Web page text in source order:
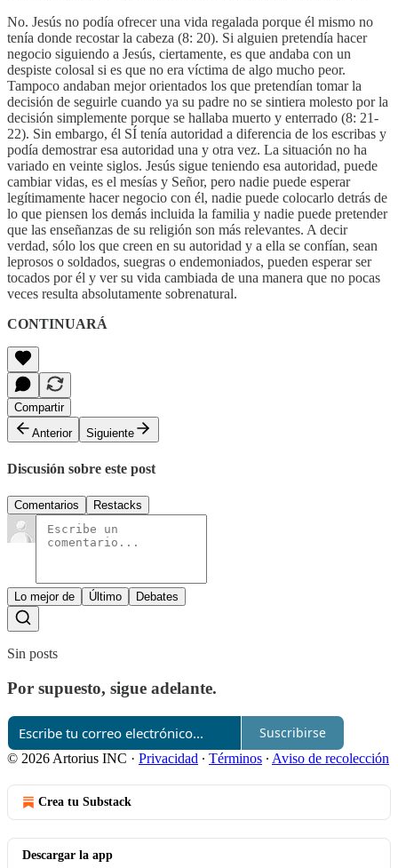
No. Jesús no podía ofrecer una vida regalada porque él mismo no
tenía donde recostar la cabeza (8: 20). Si alguien pretendía hacer
negocio siguiendo a Jesús, ciertamente, es que andaba con un
despiste colosal si es que no era víctima de algo mucho peor.
Tampoco andaban mejor orientados los que pretendían tomar la
decisión de seguirle cuando ya su padre no se sintiera molesto por la
decisión simplemente porque se hallaba muerto y enterrado (8: 21-
22). Sin embargo, él SÍ tenía autoridad a diferencia de los escribas y
podía demostrar esa autoridad una y otra vez. La situación no ha
variado en veinte siglos. Jesús sigue teniendo esa autoridad, puede
cambiar vidas, es el mesías y Señor, pero nadie puede esperar
legítimamente hacer negocio con él, nadie puede colocarlo detrás de
lo que piensen los demás incluida la familia y nadie puede pretender
que las enseñanzas de su religión son más relevantes. A decir
verdad, sólo los que creen en su autoridad y a ella se confían, sean
leprosos o soldados, suegras o endemoniados, pueden esperar ser
tocados por él y ver su vida cambiada de una manera que no pocas
veces resulta absolutamente sobrenatural.
CONTINUARÁ
Compartir
Anterior
Siguiente
Discusión sobre este post
Comentarios Restacks
Lo mejor de Último Debates
Sin posts
Por supuesto, sigue adelante.
Suscribirse
© 2026 Artorius INC · Privacidad ∙ Términos ∙ Aviso de recolección
Crea tu Substack
Descargar la app